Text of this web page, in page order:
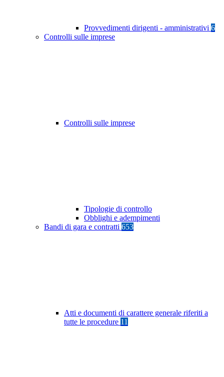
Provvedimenti dirigenti - amministrativi 6
Controlli sulle imprese
Controlli sulle imprese
Tipologie di controllo
Obblighi e adempimenti
Bandi di gara e contratti 653
Atti e documenti di carattere generale riferiti a
tutte le procedure 11